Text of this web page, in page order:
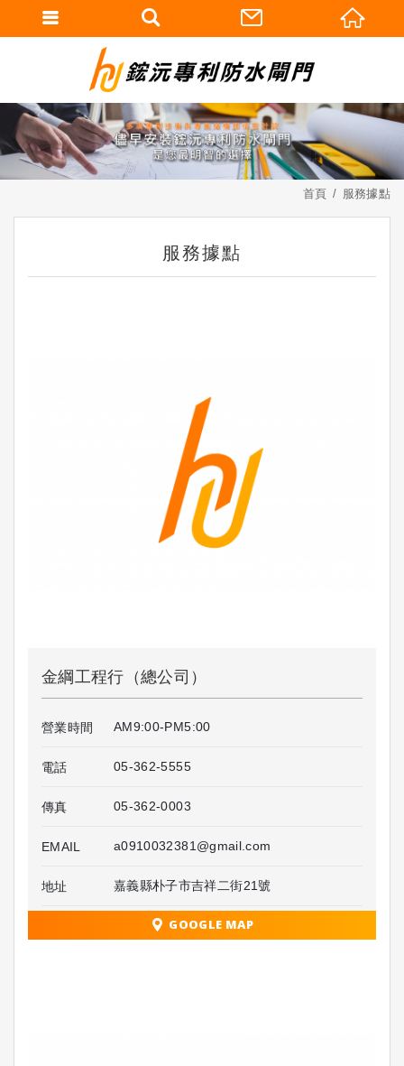
首頁 服務據點
服務據點
金綱工程行（總公司）
營業時間 AM9:00-PM5:00
電話 05-362-5555
傳真 05-362-0003
EMAIL a0910032381@gmail.com
地址 嘉義縣朴子市吉祥二街21號
GOOGLE MAP